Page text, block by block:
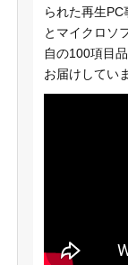
られた再生
とマイクロソ
自の100項目
お届けしてい